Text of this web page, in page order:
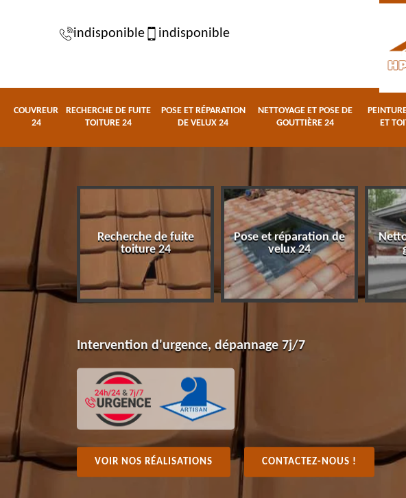
indisponible indisponible
COUVREUR
24
RECHERCHE DE FUITE
TOITURE 24
POSE ET RÉPARATION
DE VELUX 24
NETTOYAGE ET POSE DE
GOUTTIÈRE 24
ET
Recherche de fuite
toiture 24
Pose et réparation de
velux 24
Intervention d'urgence, dépannage 7j/7
VOIR NOS RÉALISATIONS CONTACTEZ-NOUS !